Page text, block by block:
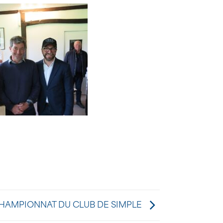
DU CLUB DE SIMPLE